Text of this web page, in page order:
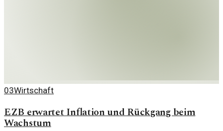
03Wirtschaft
EZB erwartet Inflation und Rückgang beim
Wachstum